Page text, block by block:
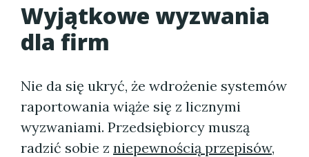
Wyjątkowe wyzwania
dla firm
Nie da się ukryć, że wdrożenie systemów
raportowania wiąże się z licznymi
wyzwaniami. Przedsiębiorcy muszą
radzić sobie z niepewnością przepisów,